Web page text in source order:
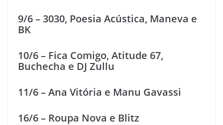
9/6 – 3030, Poesia Acústica, Maneva e
BK
10/6 – Fica Comigo, Atitude 67,
Buchecha e DJ Zullu
11/6 – Ana Vitória e Manu Gavassi
16/6 – Roupa Nova e Blitz